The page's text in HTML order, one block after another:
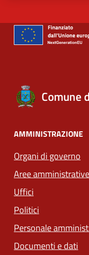
Comune
AMMINISTRAZIONE
Organi di governo
Aree amministrative
Uffici
Politici
Personale
Documenti e dati